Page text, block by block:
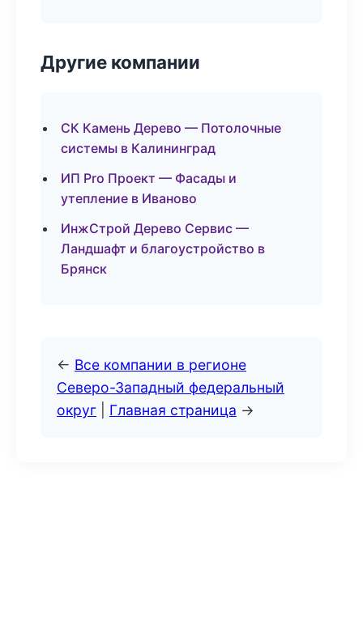
Другие компании
СК Камень Дерево — Потолочные
системы в Калининград
ИП Pro Проект — Фасады и
утепление в Иваново
ИнжСтрой Дерево Сервис —
Ландшафт и благоустройство в
Брянск
← Все компании в регионе
Северо-Западный федеральный
округ
Главная страница →